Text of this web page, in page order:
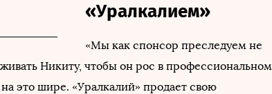
«Уралкалием»
«Мы как спонсор преследуем не
Никиту, чтобы он рос в профессиональном
это шире. «Уралкалий» продает свою